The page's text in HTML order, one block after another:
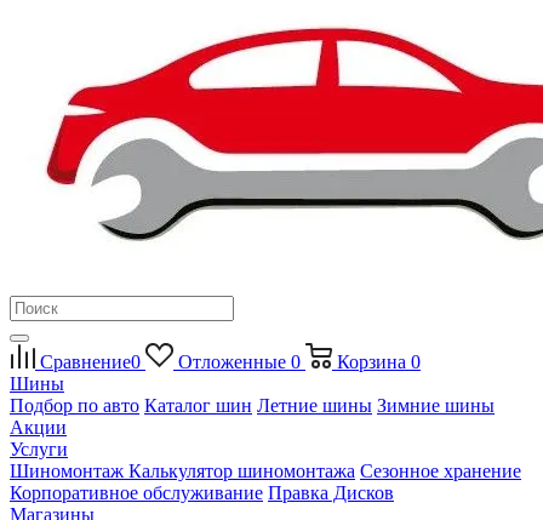
Сравнение0 Отложенные 0 Корзина 0
Шины
Подбор по авто Каталог шин Летние шины Зимние шины
Акции
Услуги
Шиномонтаж Калькулятор шиномонтажа Сезонное хранение
Корпоративное обслуживание Правка Дисков
Магазины